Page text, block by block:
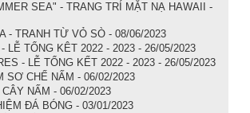
SEA" - TRANG TRÍ MẶT NẠ HAWAII -
- TRANH TỪ VỎ SÒ - 08/06/2023
LỄ TỔNG KÊT 2022 - 2023 - 26/05/2023
- LỄ TỔNG KẾT 2022 - 2023 - 26/05/2023
SƠ CHẾ NẤM - 06/02/2023
NẤM - 06/02/2023
ĐÁ BÓNG - 03/01/2023